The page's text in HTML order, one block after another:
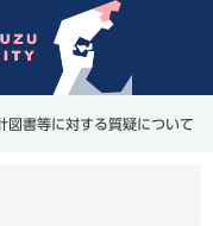
図書等に対する質疑について